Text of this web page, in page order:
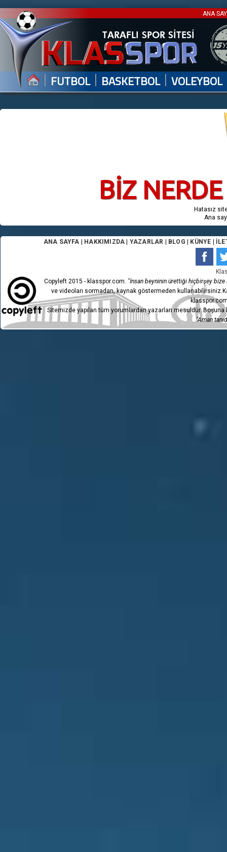
ANA
| FUTBOL | BASKETBOL | VOLEYBOL
BİZ
Hatasız
Ana
ANA SAYFA HAKKIMIZDA YAZARLAR BLOG KÜNYE
Copyleft 2015 - klasspor.com. "İnsan beyninin ürettiği hiçbirşey bize
ve videoları sormadan, kaynak göstermeden
Sitemizde yapılan tüm yorumlardan yazarları mesuldür.
"Aman